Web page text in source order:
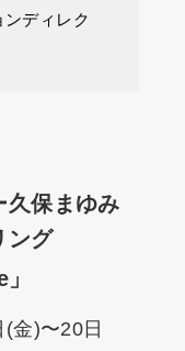
ディレク
久保まゆみ
ング
」
金)〜20日